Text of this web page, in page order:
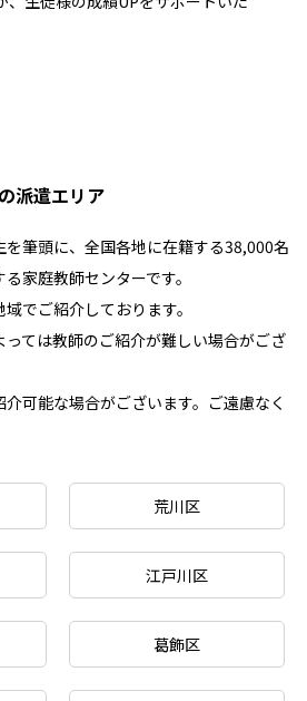
派遣エリア
筆頭に、全国各地に在籍する38,000名
家庭教師センターです。
でご紹介しております。
ては教師のご紹介が難しい場合がござ
可能な場合がございます。ご遠慮なく
荒川区
江戸川区
葛飾区